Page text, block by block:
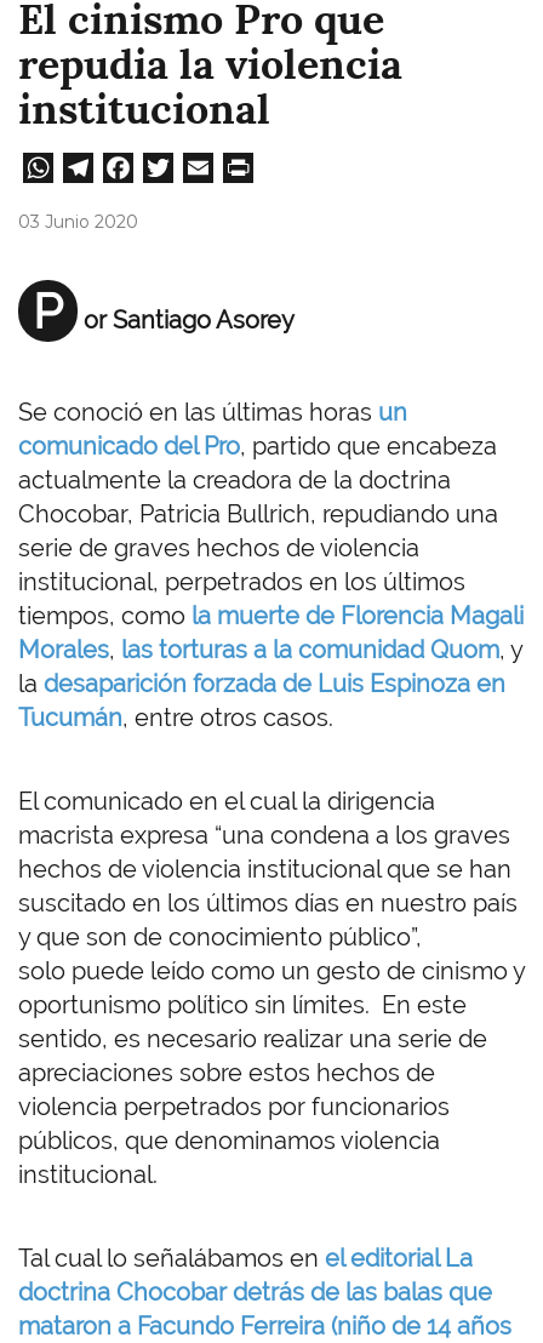
El cinismo Pro que
repudia la violencia
institucional
W
A
pp
Te
m
Fa
03 Junio 2020
P or Santiago Asorey
Se conoció en las últimas horas un
comunicado del Pro, partido que encabeza
actualmente la creadora de la doctrina
Chocobar, Patricia Bullrich, repudiando una
serie de graves hechos de violencia
institucional, perpetrados en los últimos
tiempos, como la muerte de Florencia Magali
Morales, las torturas a la comunidad Quom, y
la desaparición forzada de Luis Espinoza en
Tucumán, entre otros casos.
El comunicado en el cual la dirigencia
macrista expresa “una condena a los graves
hechos de violencia institucional que se han
suscitado en los últimos días en nuestro país
y que son de conocimiento público”,
solo puede leído como un gesto de cinismo y
oportunismo político sin límites. En este
sentido, es necesario realizar una serie de
apreciaciones sobre estos hechos de
violencia perpetrados por funcionarios
públicos, que denominamos violencia
institucional.
Tal cual lo señalábamos en eleditorial La
doctrina Chocobar detrás de las balas que
mataron a Facundo Ferreira (niño de 14 años